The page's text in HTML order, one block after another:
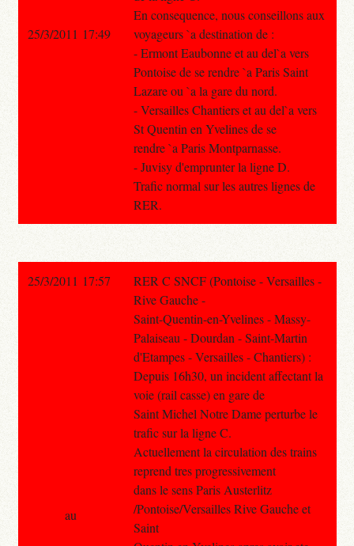
En consequence, nous conseillons aux
voyageurs `a destination de :
- Ermont Eaubonne et au del`a vers
Pontoise de se rendre `a Paris Saint
Lazare ou `a la gare du nord.
- Versailles Chantiers et au del`a vers
St Quentin en Yvelines de se
rendre `a Paris Montparnasse.
- Juvisy d'emprunter la ligne D.
Trafic normal sur les autres lignes de
RER.
25/3/2011 17:49
25/3/2011 17:57
RER C SNCF (Pontoise - Versailles -
Rive Gauche -
Saint-Quentin-en-Yvelines - Massy-
Palaiseau - Dourdan - Saint-Martin
d'Etampes - Versailles - Chantiers) :
Depuis 16h30, un incident affectant la
voie (rail casse) en gare de
Saint Michel Notre Dame perturbe le
trafic sur la ligne C.
Actuellement la circulation des trains
reprend tres progressivement
dans le sens Paris Austerlitz
/Pontoise/Versailles Rive Gauche et
Saint
au